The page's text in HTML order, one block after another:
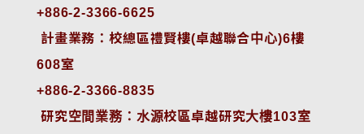
+886-2-3366-6625
計畫業務：校總區禮賢樓(卓越聯合中心)6樓
608室
+886-2-3366-8835
研究空間業務：水源校區卓越研究大樓103室